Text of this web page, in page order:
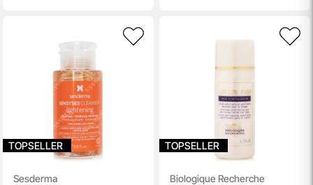
TOPSELLER
Sesderma
TOPSELLER
Biologique Recherche